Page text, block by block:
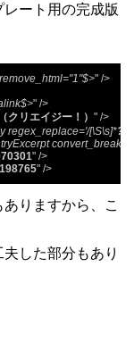
ート用の完成版
" />
" />
クリエイジー！）
regex_replace='/[\S\s]*?
" />
" />
りますから、こ
した部分もあり